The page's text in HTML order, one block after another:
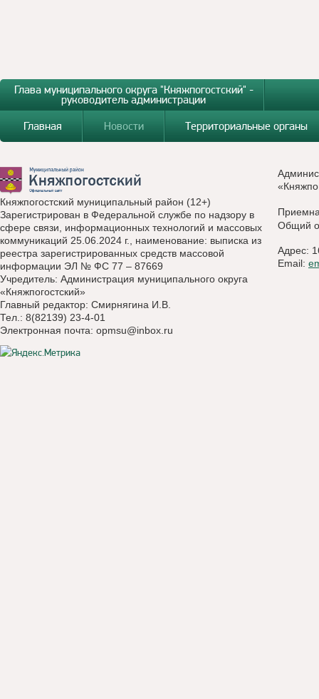
Глава муниципального округа "Княжпогостский" -
руководитель администрации
Главная
Новости Территориальные органы
Княжпогостский муниципальный район (12+)
Зарегистрирован в Федеральной службе по надзору в
сфере связи, информационных технологий и массовых
коммуникаций 25.06.2024 г., наименование: выписка из
реестра зарегистрированных средств массовой
информации ЭЛ № ФС 77 – 87669
Учредитель: Администрация муниципального округа
«Княжпогостский»
Главный редактор: Смирнягина И.В.
Тел.: 8(82139) 23-4-01
Электронная почта: opmsu@inbox.ru
Общий
Адрес:
Email: